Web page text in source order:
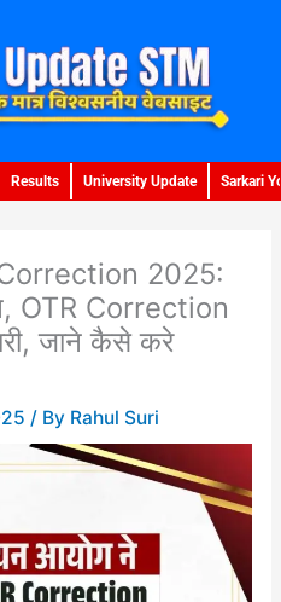
Results University Update Sarkari
2025:
OTR Correction
जाने कैसे करे
/ By Rahul Suri